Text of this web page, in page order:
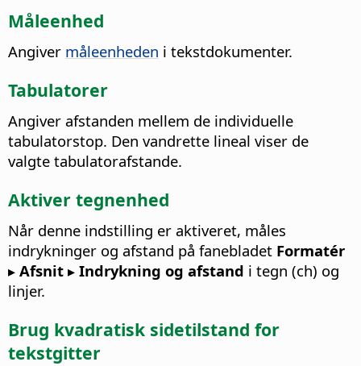
Måleenhed
Angiver måleenheden i tekstdokumenter.
Tabulatorer
Angiver afstanden mellem de individuelle
tabulatorstop. Den vandrette lineal viser de
valgte tabulatorafstande.
Aktiver tegnenhed
Når denne indstilling er aktiveret, måles
indrykninger og afstand på fanebladet Formatér
▸ Afsnit ▸ Indrykning og afstand i tegn (ch) og
linjer.
Brug kvadratisk sidetilstand for
tekstgitter